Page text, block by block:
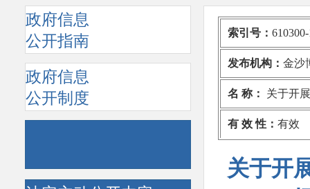
政府信息
公开指南
政府信息
公开制度
索引号：
发布机构： 金沙
名 称： 关于开
有 效 性： 有效
关于开